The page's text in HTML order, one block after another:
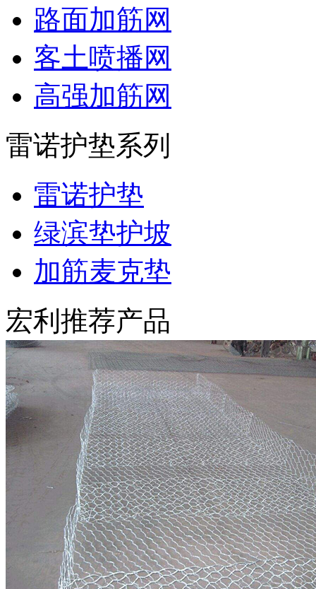
路面加筋网
客土喷播网
高强加筋网
雷诺护垫系列
雷诺护垫
绿滨垫护坡
加筋麦克垫
宏利推荐产品